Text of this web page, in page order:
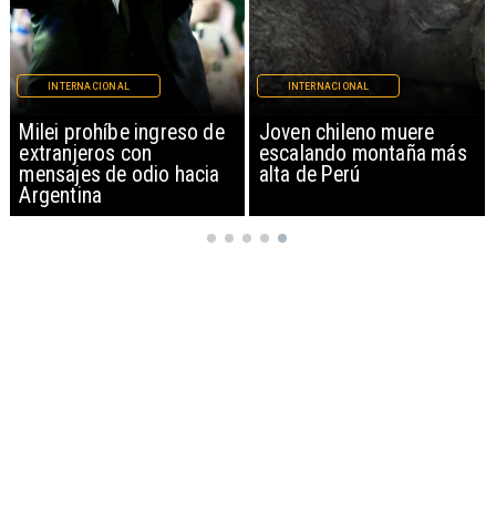
Milei prohíbe ingreso de
extranjeros con
mensajes de odio hacia
Argentina
INTERNACIONAL
Joven chileno muere
escalando montaña más
alta de Perú
INTERNACIONAL